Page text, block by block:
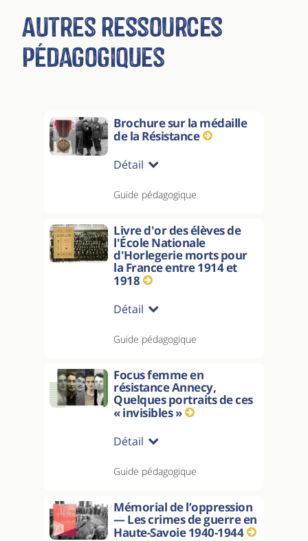
Autres ressources
pédagogiques
Brochure sur la médaille
de la Résistance
Détail
Guide pédagogique
Livre d'or des élèves de
l'École Nationale
d'Horlegerie morts pour
la France entre 1914 et
1918
Détail
Guide pédagogique
Focus femme en
résistance Annecy,
Quelques portraits de ces
« invisibles »
Détail
Guide pédagogique
Mémorial de l’oppression
— Les crimes de guerre en
Haute-Savoie 1940-1944